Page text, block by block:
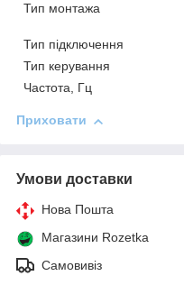
Тип монтажа
Тип підключення
Тип керування
Частота, Гц
Приховати
Умови доставки
Нова Пошта
Магазини Rozetka
Самовивіз